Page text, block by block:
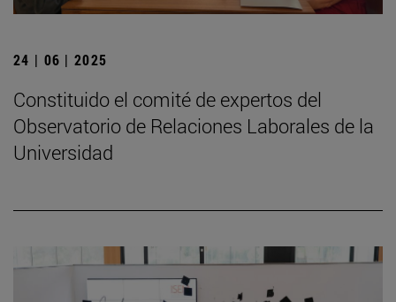
24 | 06 | 2025
Constituido el comité de expertos del
Observatorio de Relaciones Laborales de la
Universidad